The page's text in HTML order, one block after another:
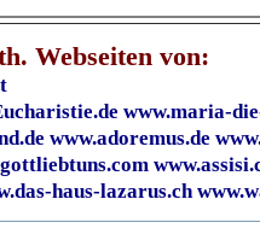
Webseiten von:
www.maria-
www.adoremus.de
haus-lazarus.ch